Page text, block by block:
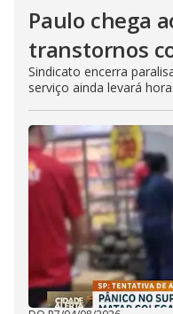
Paulo chega
transtornos
Sindicato encerra
serviço ainda levará